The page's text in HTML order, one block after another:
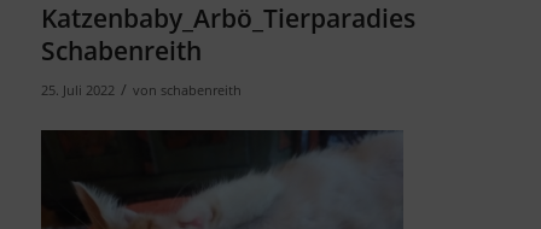
Katzenbaby_Arbö_Tierparadies
Schabenreith
25. Juli 2022 / von schabenreith